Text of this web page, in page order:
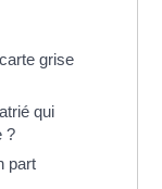
grise
qui
?
part